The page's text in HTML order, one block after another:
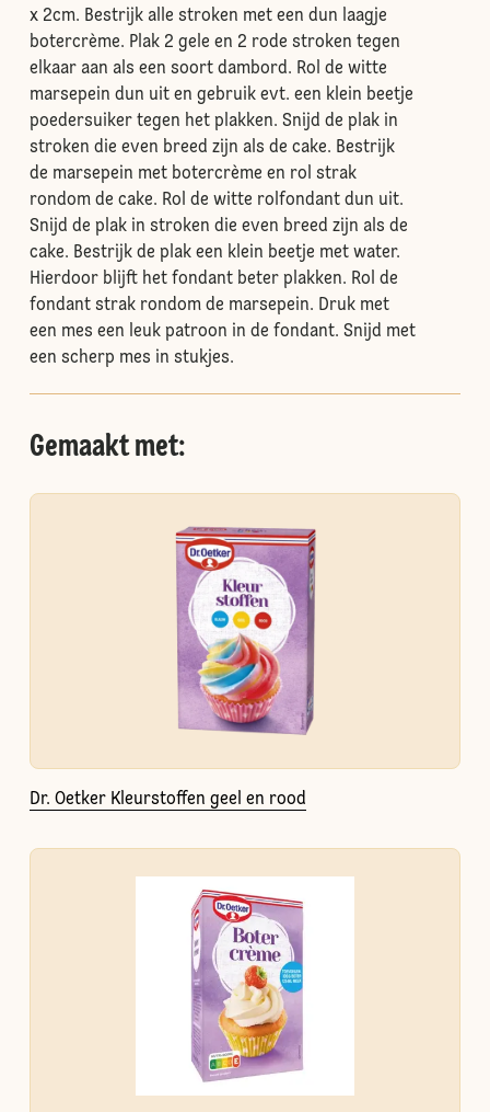
x 2cm. Bestrijk alle stroken met een dun laagje
botercrème. Plak 2 gele en 2 rode stroken tegen
elkaar aan als een soort dambord. Rol de witte
marsepein dun uit en gebruik evt. een klein beetje
poedersuiker tegen het plakken. Snijd de plak in
stroken die even breed zijn als de cake. Bestrijk
de marsepein met botercrème en rol strak
rondom de cake. Rol de witte rolfondant dun uit.
Snijd de plak in stroken die even breed zijn als de
cake. Bestrijk de plak een klein beetje met water.
Hierdoor blijft het fondant beter plakken. Rol de
fondant strak rondom de marsepein. Druk met
een mes een leuk patroon in de fondant. Snijd met
een scherp mes in stukjes.
Gemaakt met:
Dr. Oetker Kleurstoffen geel en rood